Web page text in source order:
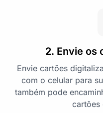
2. Envie os
Envie cartões
com o celular para
também pode
cartões